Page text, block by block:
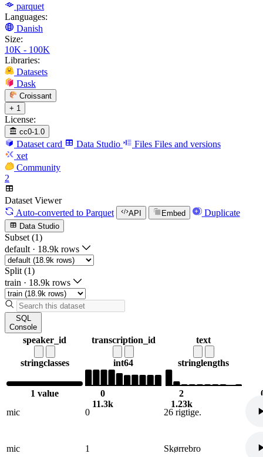
parquet
Languages:
Danish
Size:
10K - 100K
Libraries:
Datasets
Dask
Croissant
+ 1
License:
cc0-1.0
Dataset card Data Studio Files Files and versions
xet
Community
2
Dataset Viewer
Auto-converted to Parquet API Embed Duplicate
Data Studio
Subset (1)
default · 18.9k rows
Split (1)
train · 18.9k rows
SQL
Console
speaker_id
stringclasses
1 value
transcription_id
int64
0
11.3k
text
stringlengths
2
1.23k
mic
0 26 rigtige.
mic 1 Skørrebro